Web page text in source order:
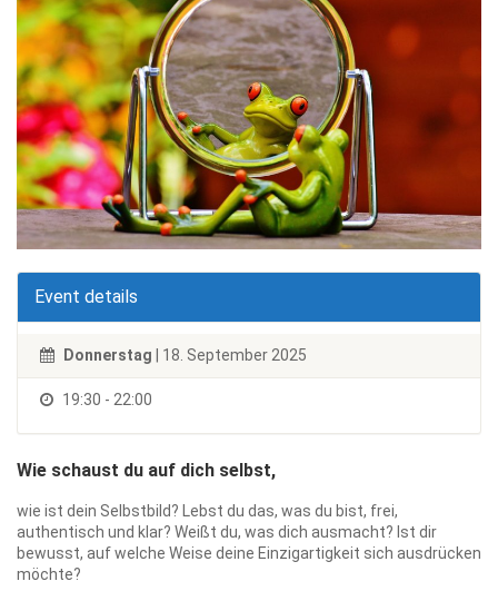
Event details
Donnerstag | 18. September 2025
19:30 - 22:00
Wie schaust du auf dich selbst,
wie ist dein Selbstbild? Lebst du das, was du bist, frei,
authentisch und klar? Weißt du, was dich ausmacht? Ist dir
bewusst, auf welche Weise deine Einzigartigkeit sich ausdrücken
möchte?